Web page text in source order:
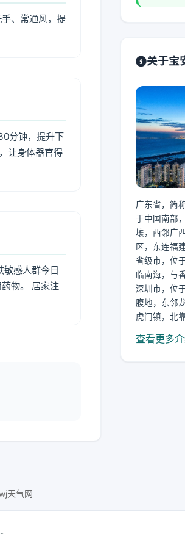
、常通风，提
分钟，提升下
让身体器官得
敏感人群今日
物。 居家注
关于宝
广东省，简
于中国南部
壤，西邻广
区，东连福
省级市，位
临南海，与
深圳市，位
腹地，东邻
虎门镇，北
查看更多
天气网